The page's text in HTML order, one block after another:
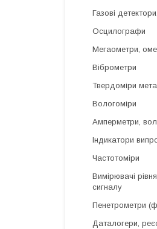
Газові
Осцилографи
Мегаометри,
Віброметри
Твердоміри
Вологоміри
Амперметри,
Індикатори
Частотоміри
Вимірювачі
сигналу
Пенетрометри
Даталогери,